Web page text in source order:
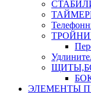
ЭЛЕМЕНТЫ